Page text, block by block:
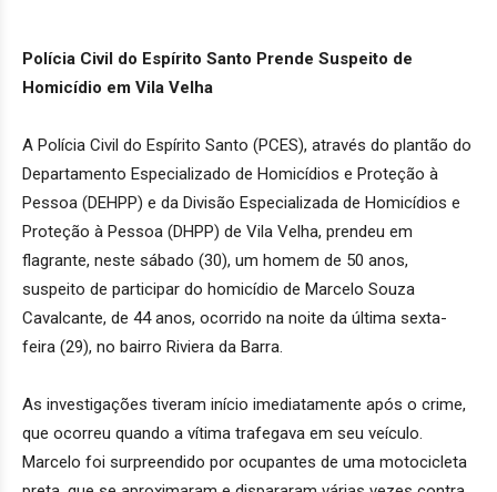
Polícia Civil do Espírito Santo Prende Suspeito de
Homicídio em Vila Velha
A Polícia Civil do Espírito Santo (PCES), através do plantão do
Departamento Especializado de Homicídios e Proteção à
Pessoa (DEHPP) e da Divisão Especializada de Homicídios e
Proteção à Pessoa (DHPP) de Vila Velha, prendeu em
flagrante, neste sábado (30), um homem de 50 anos,
suspeito de participar do homicídio de Marcelo Souza
Cavalcante, de 44 anos, ocorrido na noite da última sexta-
feira (29), no bairro Riviera da Barra.
As investigações tiveram início imediatamente após o crime,
que ocorreu quando a vítima trafegava em seu veículo.
Marcelo foi surpreendido por ocupantes de uma motocicleta